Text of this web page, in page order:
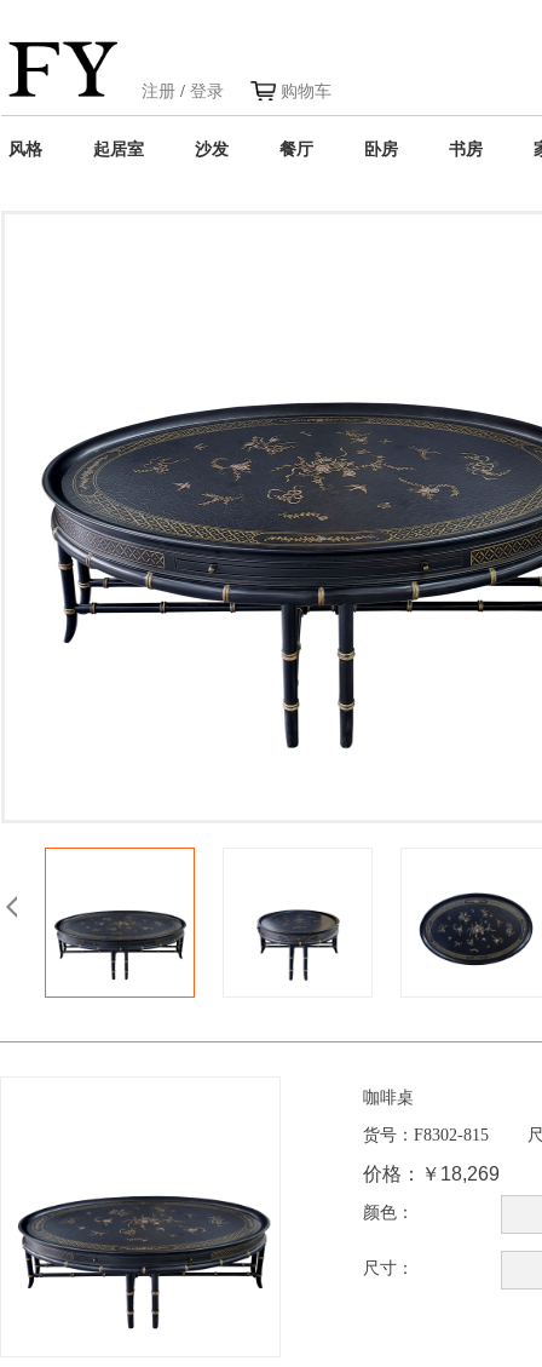
注册 / 登录 购物车
风格 起居室 沙发 餐厅 卧房 书房
咖啡桌
货号： F8302-815 尺
价格： ￥18,269
颜色：
尺寸：